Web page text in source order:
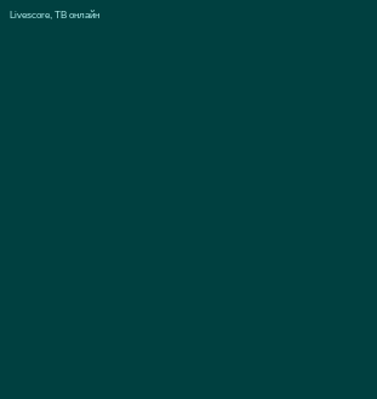
Livescore, ТВ онлайн